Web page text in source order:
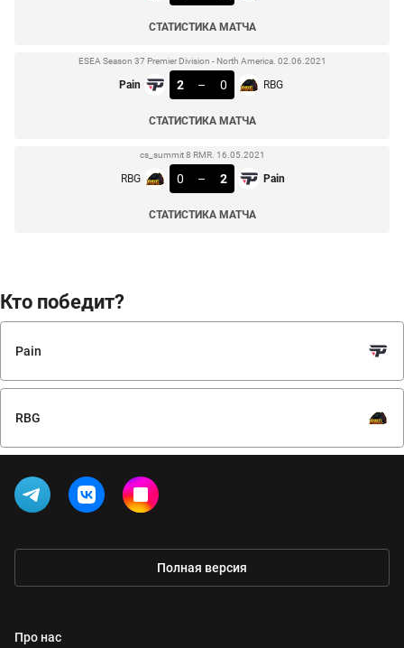
Кто победит?
Pain
RBG
СТАТИСТИКА МАТЧА
ESEA Season 37 Premier Division - North America. 02.06.2021
Pain 2 – 0 RBG
СТАТИСТИКА МАТЧА
cs_summit 8 RMR. 16.05.2021
RBG 0 – 2 Pain
СТАТИСТИКА МАТЧА
Полная версия
Про нас